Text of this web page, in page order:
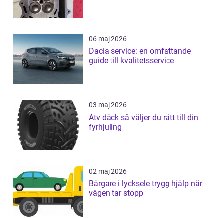
06 maj 2026
Dacia service: en omfattande
guide till kvalitetsservice
03 maj 2026
Atv däck så väljer du rätt till din
fyrhjuling
02 maj 2026
Bärgare i lycksele trygg hjälp när
vägen tar stopp